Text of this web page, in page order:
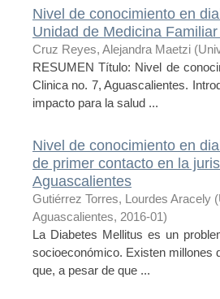
Nivel de conocimiento en
Unidad de Medicina
Cruz Reyes, Alejandra Maetzi (
RESUMEN Título: Nivel de
Clinica no. 7, Aguascalientes.
impacto para la salud ...
Nivel de conocimiento en
de primer contacto en la
Aguascalientes
Gutiérrez Torres, Lourdes Aracely (
Aguascalientes, 2016-01)
La Diabetes Mellitus es un
socioeconómico. Existen millones
que, a pesar de que ...